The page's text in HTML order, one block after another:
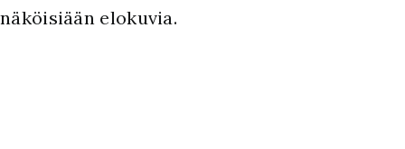
näköisiään elokuvia.